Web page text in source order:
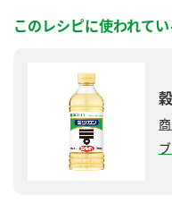
このレシピに使われて